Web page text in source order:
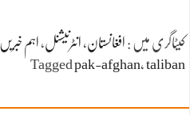
کیٹاگری میں : افغانستان، انٹرنیشنل، اہم خبریں
Tagged pak-afghan، taliban